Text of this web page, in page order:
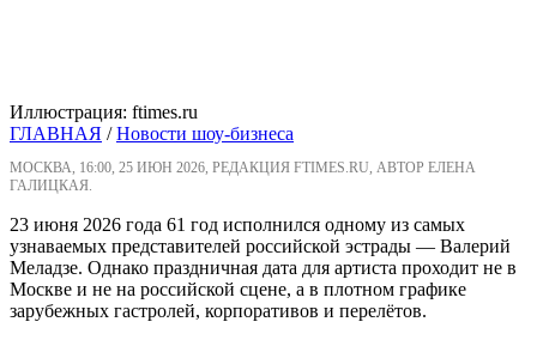
Иллюстрация: ftimes.ru
ГЛАВНАЯ /Новости шоу-бизнеса
МОСКВА, 16:00, 25 ИЮН 2026, РЕДАКЦИЯ FTIMES.RU, АВТОР ЕЛЕНА
ГАЛИЦКАЯ.
23 июня 2026 года 61 год исполнился одному из самых
узнаваемых представителей российской эстрады — Валерий
Меладзе. Однако праздничная дата для артиста проходит не в
Москве и не на российской сцене, а в плотном графике
зарубежных гастролей, корпоративов и перелётов.